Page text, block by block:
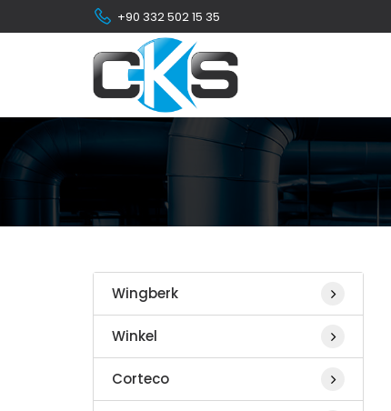
+90 332 502 15 35
Wingberk
Winkel
Corteco